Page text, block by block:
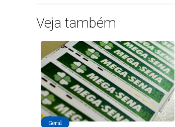
Veja também
Geral